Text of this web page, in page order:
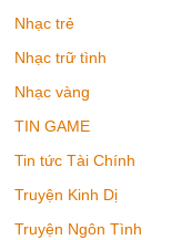
Nhạc trẻ
Nhạc trữ tình
Nhạc vàng
TIN GAME
Tin tức Tài Chính
Truyện Kinh Dị
Truyện Ngôn Tình